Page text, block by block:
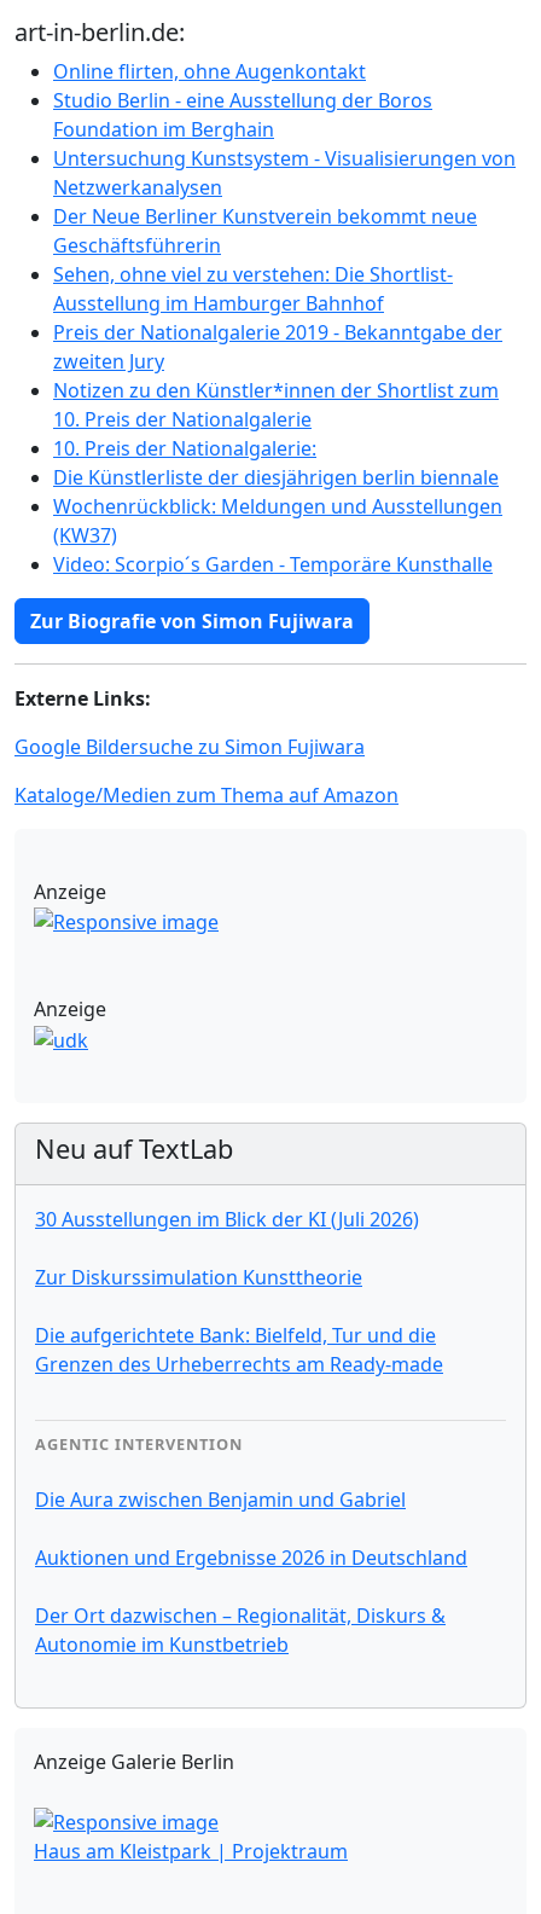
art-in-berlin.de:
Online flirten, ohne Augenkontakt
Studio Berlin - eine Ausstellung der Boros
Foundation im Berghain
Untersuchung Kunstsystem - Visualisierungen von
Netzwerkanalysen
Der Neue Berliner Kunstverein bekommt neue
Geschäftsführerin
Sehen, ohne viel zu verstehen: Die Shortlist-
Ausstellung im Hamburger Bahnhof
Preis der Nationalgalerie 2019 - Bekanntgabe der
zweiten Jury
Notizen zu den Künstler*innen der Shortlist zum
10. Preis der Nationalgalerie
10. Preis der Nationalgalerie:
Die Künstlerliste der diesjährigen berlin biennale
Wochenrückblick: Meldungen und Ausstellungen
(KW37)
Video: Scorpio´s Garden - Temporäre Kunsthalle
Zur Biografie von Simon Fujiwara
Externe Links:
Google Bildersuche zu Simon Fujiwara
Kataloge/Medien zum Thema auf Amazon
Anzeige
Anzeige
Neu auf TextLab
30 Ausstellungen im Blick der KI (Juli 2026)
Zur Diskurssimulation Kunsttheorie
Die aufgerichtete Bank: Bielfeld, Tur und die
Grenzen des Urheberrechts am Ready-made
AGENTIC INTERVENTION
Die Aura zwischen Benjamin und Gabriel
Auktionen und Ergebnisse 2026 in Deutschland
Der Ort dazwischen – Regionalität, Diskurs &
Autonomie im Kunstbetrieb
Anzeige Galerie Berlin
Haus am Kleistpark | Projektraum